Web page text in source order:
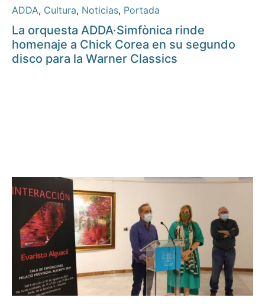
ADDA, Cultura, Noticias, Portada
La orquesta ADDA·Simfònica rinde
homenaje a Chick Corea en su segundo
disco para la Warner Classics